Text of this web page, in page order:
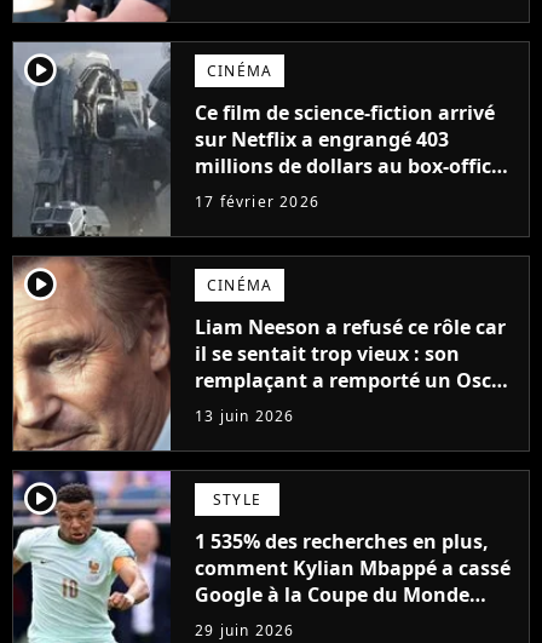
player2 CINÉMA
Ce film de science-fiction arrivé
sur Netflix a engrangé 403
millions de dollars au box-office
et fait revivre l'une des sagas les
temps
17 février 2026
player2 CINÉMA
Liam Neeson a refusé ce rôle car
il se sentait trop vieux : son
remplaçant a remporté un Oscar
et est considéré comme le plus
grand acteur de tous les temps
13 juin 2026
player2 STYLE
1 535% des recherches en plus,
comment Kylian Mbappé a cassé
Google à la Coupe du Monde
2026
29 juin 2026